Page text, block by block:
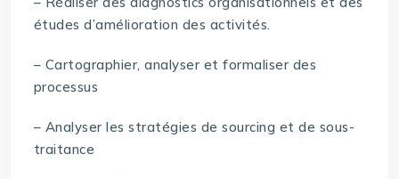
études d’amélioration des activités.
– Cartographier, analyser et formaliser des
processus
– Analyser les stratégies de sourcing et de sous-
traitance